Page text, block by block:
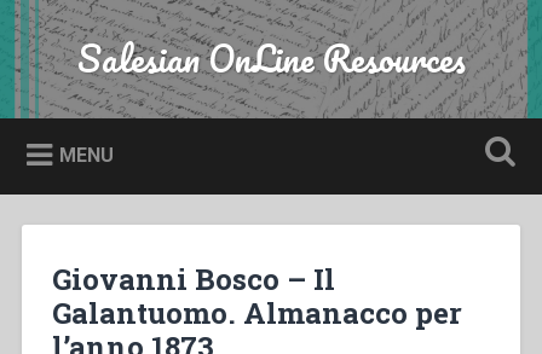
Skip
to
content
Search Salesian OnLine Resources
MENU
Giovanni Bosco – Il
Galantuomo. Almanacco per